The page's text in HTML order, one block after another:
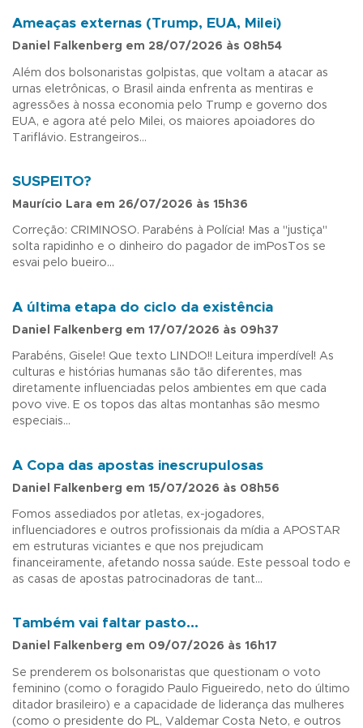
Ameaças externas (Trump, EUA, Milei)
Daniel Falkenberg em 28/07/2026 às 08h54
Além dos bolsonaristas golpistas, que voltam a atacar as
urnas eletrônicas, o Brasil ainda enfrenta as mentiras e
agressões à nossa economia pelo Trump e governo dos
EUA, e agora até pelo Milei, os maiores apoiadores do
Tariflávio. Estrangeiros...
SUSPEITO?
Maurício Lara em 26/07/2026 às 15h36
Correção: CRIMINOSO. Parabéns à Polícia! Mas a "justiça"
solta rapidinho e o dinheiro do pagador de imPosTos se
esvai pelo bueiro...
A última etapa do ciclo da existência
Daniel Falkenberg em 17/07/2026 às 09h37
Parabéns, Gisele! Que texto LINDO!! Leitura imperdível! As
culturas e histórias humanas são tão diferentes, mas
diretamente influenciadas pelos ambientes em que cada
povo vive. E os topos das altas montanhas são mesmo
especiais...
A Copa das apostas inescrupulosas
Daniel Falkenberg em 15/07/2026 às 08h56
Fomos assediados por atletas, ex-jogadores,
influenciadores e outros profissionais da mídia a APOSTAR
em estruturas viciantes e que nos prejudicam
financeiramente, afetando nossa saúde. Este pessoal todo e
as casas de apostas patrocinadoras de tant...
Também vai faltar pasto...
Daniel Falkenberg em 09/07/2026 às 16h17
Se prenderem os bolsonaristas que questionam o voto
feminino (como o foragido Paulo Figueiredo, neto do último
ditador brasileiro) e a capacidade de liderança das mulheres
(como o presidente do PL, Valdemar Costa Neto, e outros